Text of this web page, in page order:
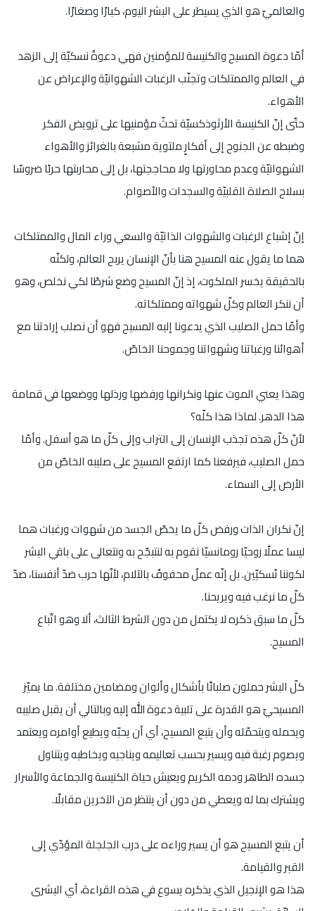
والعالميّ هو الذي يسيطر على البشر اليوم، كبارًا وصغارًا.
أمّا دعوة المسيح والكنيسة للمؤمنين فهي دعوةٌ نسكيّة إلى الزهد
في العالم والممتلكات وتجنّب الرغبات الشهوانيّة والإعراض عن
الأهواء.
حتّى إنّ الكنيسة الأرثوذكسيّة تحثّ مؤمنيها على ترويض الفكر
وضبطه عن الجنوح إلى أفكارٍ ملتوية مشبعة بالغرائز والأهواء
الشهوانيّة وعدم محاورتها ولا محاججتها، بل إلى محاربتها حربًا ضروسًا
بسلاح الصلاة القلبيّة والسجدات والأصوام.
إنّ إشباع الرغبات والشهوات الذاتيّة والسعي وراء المال والممتلكات
هما ما يقول عنه المسيح هنا بأنّ الإنسان يربح العالم، ولكنّه
بالحقيقة يخسر الملكوت، إذ إنّ المسيح وضع شرطًا لكي نخلص، وهو
أن ننكر العالم وكلّ شهواته وممتلكاته.
وأمّا حمل الصليب الذي يدعونا إليه المسيح فهو أن نصلب إرادتنا مع
أهوائنا ورغباتنا وشهواتنا وجموحنا الخاصّ.
وهذا يعني الموت عنها ونكرانها ورفضها ورذلها ووضعها في قمامة
هذا الدهر. لماذا هذا كلّه؟
لأنّ كلّ هذه تجذب الإنسان إلى التراب وإلى كلّ ما هو أسفل. وأمّا
حمل الصليب، فيرفعنا كما ارتفع المسيح على صليبه الخاصّ من
الأرض إلى السماء.
إنّ نكران الذات ورفض كلّ ما يخصّ الجسد من شهوات ورغبات هما
ليسا عملًا روحيّا رومانسيّا نقوم به لنتبجّح به ونتعالى على باقي البشر
لكوننا نُسكيّين. بل إنّه عملٌ محفوفٌ بالآلام، لأنّها حرب ضدّ أنفسنا، ضدّ
كلّ ما نرغب فيه ويريحنا.
كلّ ما سبق ذكره لا يكتمل من دون الشرط الثالث، ألا وهو اتّباع
المسيح.
كلّ البشر حملون صلبانًا بأشكال وألوان ومضامين مختلفة. ما يميّز
المسيحيّ هو القدرة على تلبية دعوة الله إليه وبالتالي أن يقبل صليبه
ويحمله ويتحمّله وأن يتبع المسيح، أي أن يحبّه ويطيع أوامره ويعتمد
ويصوم رغبة فيه ويسير بحسب تعاليمه ويناجيه ويخاطبه ويتناول
جسده الطاهر ودمه الكريم ويعيش حياة الكنيسة والجماعة والأسرار
ويشترك بما له ويعطي من دون أن ينتظر من الآخرين مقابلًا.
أن يتبع المسيح هو أن يسير وراءه على درب الجلجلة المؤدّي إلى
القبر والقيامة.
هذا هو الإنجيل الذي يذكره يسوع في هذه القراءة، أي البشرى